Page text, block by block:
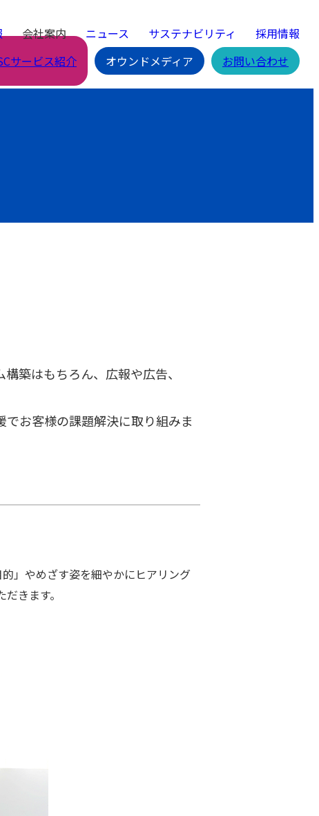
会社案内 ニュース サステナビリティ
採用情報
サービス紹介
オウンドメディア お問い合わせ
築はもちろん、広報や広告、
お客様の課題解決に取り組みま
」やめざす姿を細やかにヒアリング
きます。